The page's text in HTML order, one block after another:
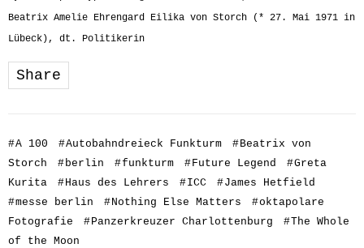
Beatrix Amelie Ehrengard Eilika von Storch (* 27. Mai 1971 in
Lübeck), dt. Politikerin
Share
#A 100 #Autobahndreieck Funkturm #Beatrix von
Storch
# berlin #funkturm #Future Legend #Greta
Kurita
#Haus des Lehrers #ICC #James Hetfield
#messe berlin #Nothing Else Matters #oktapolare
Fotografie
#Panzerkreuzer Charlottenburg #The Whole
of the Moon